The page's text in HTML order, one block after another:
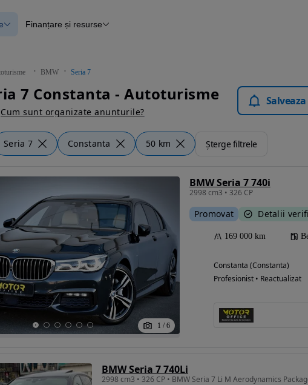
verificate
Blog Autovit.ro
Finanțare și resurse
BMW Seria 7
7 Constanta - Autoturisme
Cum sunt organizate anunturile?
Seria 7 Constanta 50 km Șterge filtrele
1 / 6
BMW Seria 7 740i
2998 cm3 • 326 CP
Promovat Detalii
169 000 km
Constanta (Constanta)
Profesionist • Reactualizat
BMW Seria 7 740Li
2998 cm3 • 326 CP • BMW Seria 7 Li M Aerodynamics